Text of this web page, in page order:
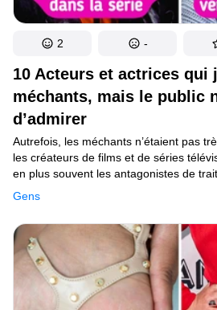
10 Acteurs et actrices qui
méchants, mais le public
d’admirer
Gens
Autrefois, les méchants n’étaient pas
les créateurs de films et de séries
en plus souvent les antagonistes de
devient plus facile pour le spectateur
motivations des héros. Même si le
mêmes peut être grand, car ils
charismatiques et charmants.
2 -